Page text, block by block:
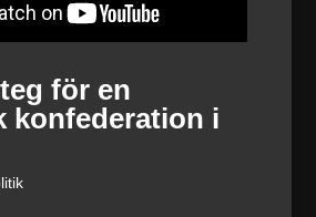
för en
konfederation i